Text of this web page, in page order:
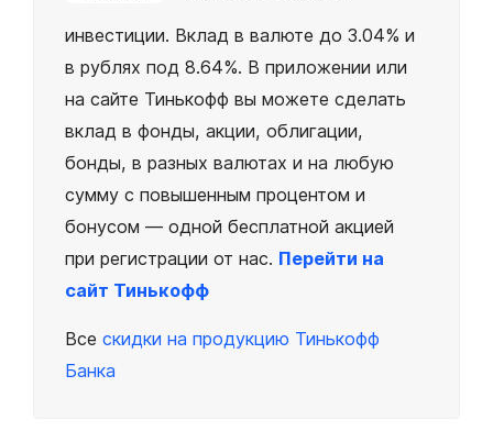
инвестиции. Вклад в валюте до 3.04% и
в рублях под 8.64%. В приложении или
на сайте Тинькофф вы можете сделать
вклад в фонды, акции, облигации,
бонды, в разных валютах и на любую
сумму с повышенным процентом и
бонусом — одной бесплатной акцией
при регистрации от нас. Перейти на
сайт Тинькофф
Все скидки на продукцию Тинькофф
Банка